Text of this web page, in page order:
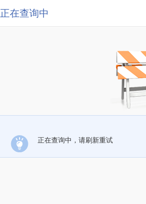
正在查询中
正在查询中，请刷新重试